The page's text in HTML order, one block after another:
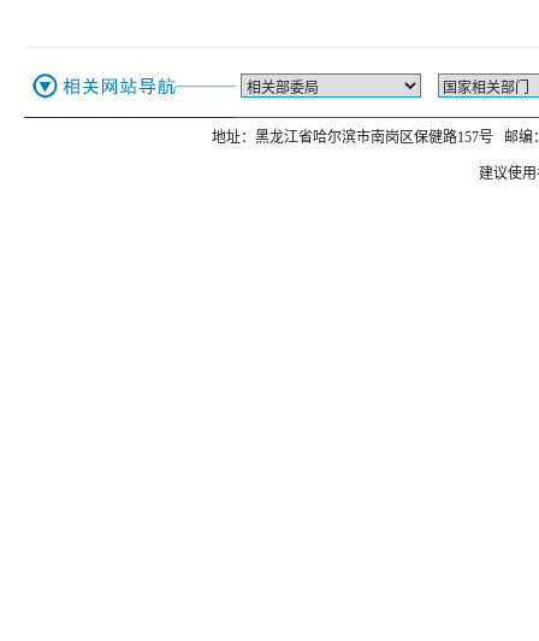
地址：黑龙江省哈尔滨市南岗区保健路157号 邮
建议使